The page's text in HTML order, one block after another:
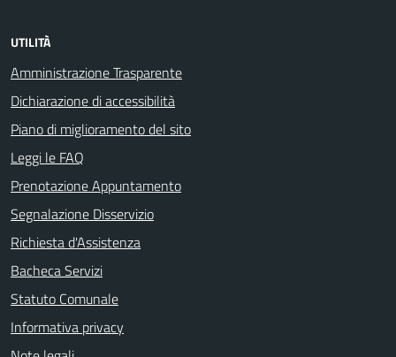
UTILITÀ
Amministrazione Trasparente
Dichiarazione di accessibilità
Piano di miglioramento del sito
Leggi le FAQ
Prenotazione Appuntamento
Segnalazione Disservizio
Richiesta d'Assistenza
Bacheca Servizi
Statuto Comunale
Informativa privacy